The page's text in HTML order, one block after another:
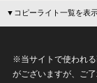
▼コピーライト一覧を表
※当サイトで使われる
がございますが、ご了